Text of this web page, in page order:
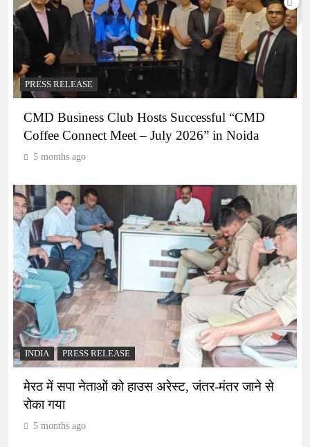
PRESS RELEASE
CMD Business Club Hosts Successful “CMD
Coffee Connect Meet – July 2026” in Noida
5 months ago
INDIA PRESS RELEASE
मेरठ में सपा नेताओं को हाउस अरेस्ट, जंतर-मंतर जाने से
रोका गया
5 months ago